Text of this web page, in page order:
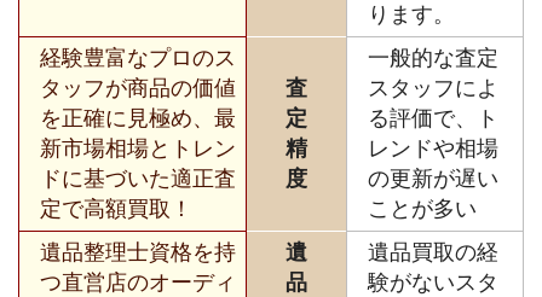
ります。
経験豊富なプロのス
タッフが商品の価値
を正確に見極め、最
新市場相場とトレン
ドに基づいた適正査
定で高額買取！
査
定
精
度
一般的な査定
スタッフによ
る評価で、ト
レンドや相場
の更新が遅い
ことが多い
遺品整理士資格を持
つ直営店のオーディ
遺
品
遺品買取の経
験がないスタ